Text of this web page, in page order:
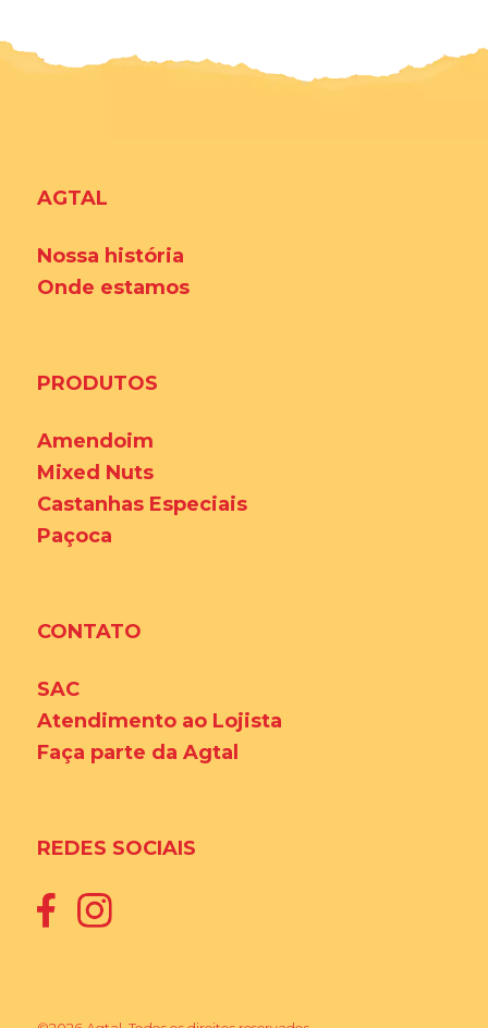
AGTAL
Nossa história
Onde estamos
PRODUTOS
Amendoim
Mixed Nuts
Castanhas Especiais
Paçoca
CONTATO
SAC
Atendimento ao Lojista
Faça parte da Agtal
REDES SOCIAIS